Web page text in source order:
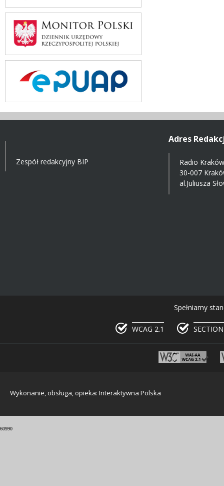
Zespół redakcyjny BIP
Adres
Radio
30-007
al.Juliusza
Spełniamy
WCAG 2.1
Wykonanie, obsługa, opieka: Interaktywna Polska
60990